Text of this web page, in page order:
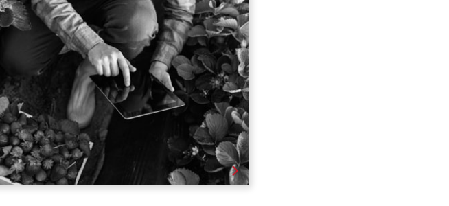
Áreas de práctica
Derecho Agrario.
Adquisición y saneamiento de tierras.
Autorizaciones y licencias administrativas, sanitarias,
aduaneras y ambientales.
Operaciones y contratos propios aplicados a los
agronegocios.
Litigios.
Saber más